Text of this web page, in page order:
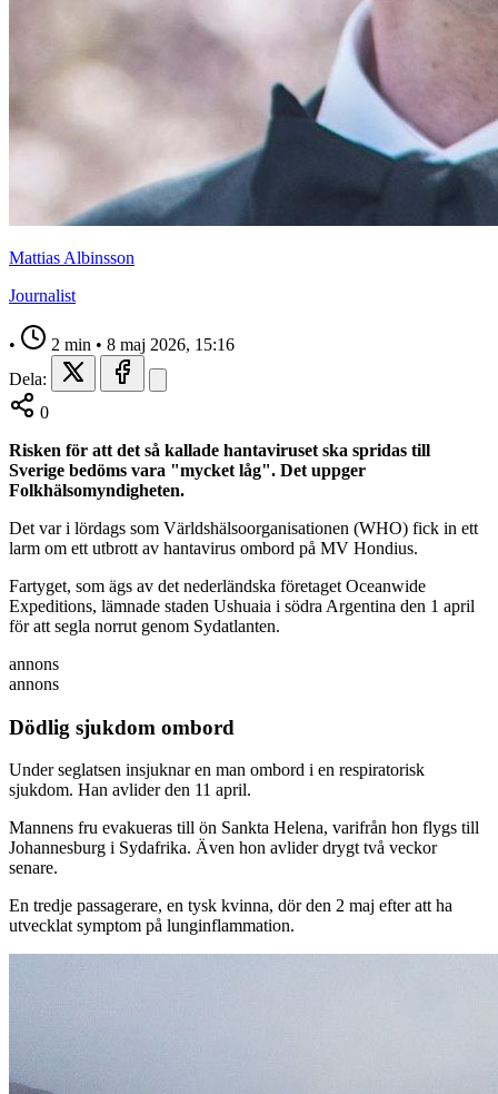
Mattias Albinsson
Journalist
• 2 min • 8 maj 2026, 15:16
Dela:
0
Risken för att det så kallade hantaviruset ska spridas till
Sverige bedöms vara "mycket låg". Det uppger
Folkhälsomyndigheten.
Det var i lördags som Världshälsoorganisationen (WHO) fick in ett
larm om ett utbrott av hantavirus ombord på MV Hondius.
Fartyget, som ägs av det nederländska företaget Oceanwide
Expeditions, lämnade staden Ushuaia i södra Argentina den 1 april
för att segla norrut genom Sydatlanten.
annons
annons
Dödlig sjukdom ombord
Under seglatsen insjuknar en man ombord i en respiratorisk
sjukdom. Han avlider den 11 april.
Mannens fru evakueras till ön Sankta Helena, varifrån hon flygs till
Johannesburg i Sydafrika. Även hon avlider drygt två veckor
senare.
En tredje passagerare, en tysk kvinna, dör den 2 maj efter att ha
utvecklat symptom på lunginflammation.